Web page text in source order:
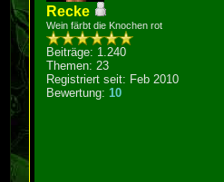
Recke
Wein färbt die Knochen rot
Beiträge: 1.240
Themen: 23
Registriert seit: Feb 2010
Bewertung: 10